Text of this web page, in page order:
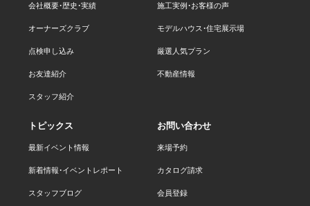
会社概要・歴史・実績
オーナーズクラブ
点検申し込み
お友達紹介
スタッフ紹介
施工実例・お客様の声
モデルハウス・住宅展示場
厳選人気プラン
不動産情報
トピックス
最新イベント情報
新着情報・イベントレポート
スタッフブログ
お問い合わせ
来場予約
カタログ請求
会員登録